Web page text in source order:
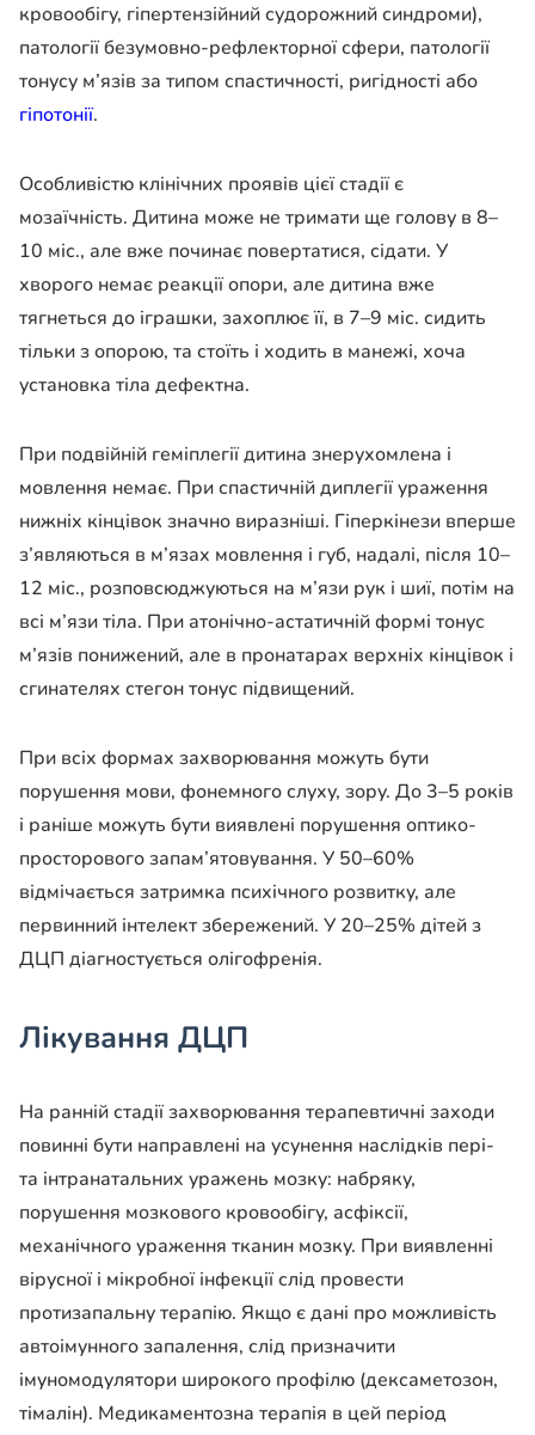
кровообігу, гіпертензійний судорожний синдроми),
патології безумовно-рефлекторної сфери, патології
тонусу м’язів за типом спастичності, ригідності або
гіпотонії.
Особливістю клінічних проявів цієї стадії є
мозаїчність. Дитина може не тримати ще голову в 8–
10 міс., але вже починає повертатися, сідати. У
хворого немає реакції опори, але дитина вже
тягнеться до іграшки, захоплює її, в 7–9 міс. сидить
тільки з опорою, та стоїть і ходить в манежі, хоча
установка тіла дефектна.
При подвійній геміплегії дитина знерухомлена і
мовлення немає. При спастичній диплегії ураження
нижніх кінцівок значно виразніші. Гіперкінези вперше
з’являються в м’язах мовлення і губ, надалі, після 10–
12 міс., розповсюджуються на м’язи рук і шиї, потім на
всі м’язи тіла. При атонічно-астатичній формі тонус
м’язів понижений, але в пронатарах верхніх кінцівок і
сгинателях стегон тонус підвищений.
При всіх формах захворювання можуть бути
порушення мови, фонемного слуху, зору. До 3–5 років
і раніше можуть бути виявлені порушення оптико-
просторового запам’ятовування. У 50–60%
відмічається затримка психічного розвитку, але
первинний інтелект збережений. У 20–25% дітей з
ДЦП діагностується олігофренія.
Лікування ДЦП
На ранній стадії захворювання терапевтичні заходи
повинні бути направлені на усунення наслідків пері-
та інтранатальних уражень мозку: набряку,
порушення мозкового кровообігу, асфіксії,
механічного ураження тканин мозку. При виявленні
вірусної і мікробної інфекції слід провести
протизапальну терапію. Якщо є дані про можливість
автоімунного запалення, слід призначити
імуномодулятори широкого профілю (дексаметозон,
тімалін). Медикаментозна терапія в цей період